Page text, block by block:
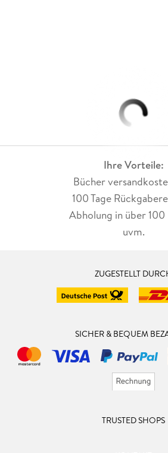
Ihre Vorteile:
Bücher
100 Tage
Abholung in über 100
uvm.
ZUGESTELLT
SICHER & BEQUEM
TRUSTED SHOPS